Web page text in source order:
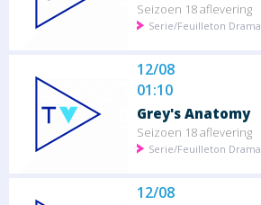
Seizoen 18 aflevering
Serie/Feuilleton Drama
12/08
01:10
Grey's Anatomy
Seizoen 18 aflevering
Serie/Feuilleton Drama
12/08